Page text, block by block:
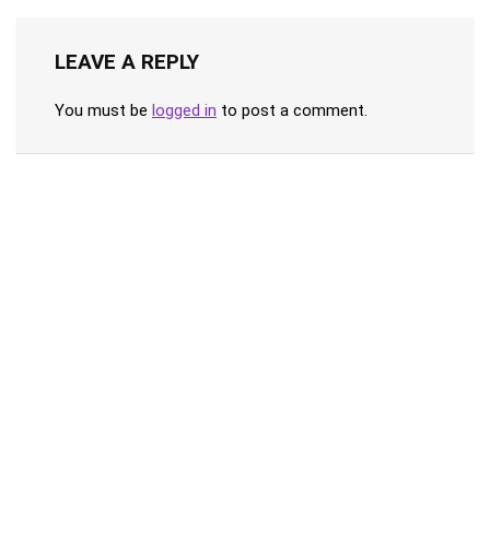
LEAVE A REPLY
You must be logged in to post a comment.